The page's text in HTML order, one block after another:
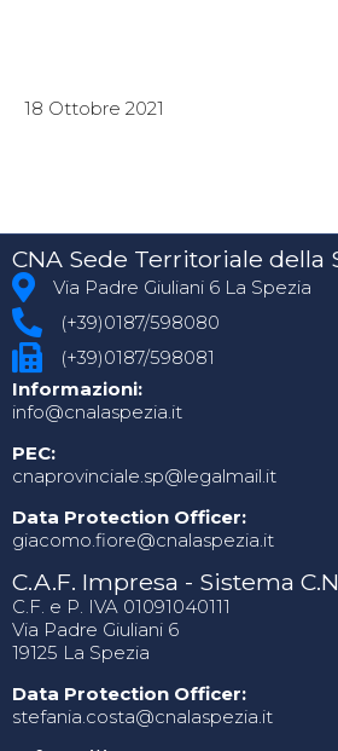
18 Ottobre 2021
CNA Sede Territoriale della
Via Padre Giuliani 6 La Spezia
(+39)0187/598080
(+39)0187/598081
Informazioni:
info@cnalaspezia.it
PEC:
cnaprovinciale.sp@legalmail.it
Data Protection Officer:
giacomo.fiore@cnalaspezia.it
C.A.F. Impresa - Sistema
C.F. e P. IVA 01091040111
Via Padre Giuliani 6
19125 La Spezia
Data Protection Officer:
stefania.costa@cnalaspezia.it